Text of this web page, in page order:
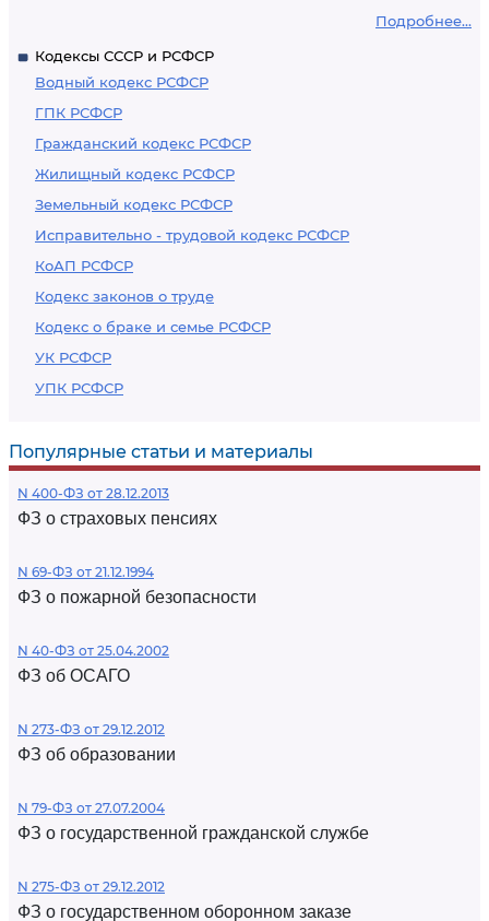
Подробнее...
Кодексы СССР и РСФСР
Водный кодекс РСФСР
ГПК РСФСР
Гражданский кодекс РСФСР
Жилищный кодекс РСФСР
Земельный кодекс РСФСР
Исправительно - трудовой кодекс РСФСР
КоАП РСФСР
Кодекс законов о труде
Кодекс о браке и семье РСФСР
УК РСФСР
УПК РСФСР
Популярные статьи и материалы
N 400-ФЗ от 28.12.2013
ФЗ о страховых пенсиях
N 69-ФЗ от 21.12.1994
ФЗ о пожарной безопасности
N 40-ФЗ от 25.04.2002
ФЗ об ОСАГО
N 273-ФЗ от 29.12.2012
ФЗ об образовании
N 79-ФЗ от 27.07.2004
ФЗ о государственной гражданской службе
N 275-ФЗ от 29.12.2012
ФЗ о государственном оборонном заказе